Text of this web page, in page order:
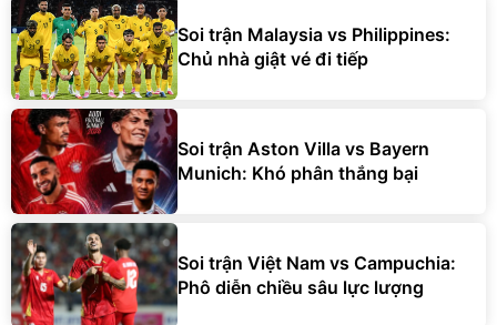
Soi trận Malaysia vs Philippines:
Chủ nhà giật vé đi tiếp
Soi trận Aston Villa vs Bayern
Munich: Khó phân thắng bại
Soi trận Việt Nam vs Campuchia:
Phô diễn chiều sâu lực lượng